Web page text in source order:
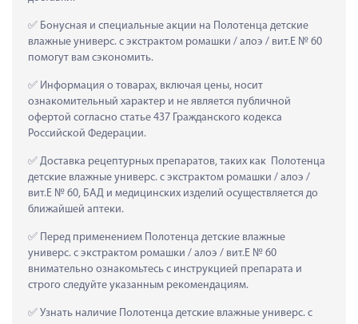
Бонусная и специальные акции на Полотенца детские
влажные универс. с экстрактом ромашки / алоэ / вит.Е № 60
помогут вам сэкономить.
Информация о товарах, включая цены, носит
ознакомительный характер и не является публичной
офертой согласно статье 437 Гражданского кодекса
Российской Федерации.
Доставка рецептурных препаратов, таких как  Полотенца
детские влажные универс. с экстрактом ромашки / алоэ /
вит.Е № 60, БАД и медицинских изделий осуществляется до
ближайшей аптеки.
Перед применением Полотенца детские влажные
универс. с экстрактом ромашки / алоэ / вит.Е № 60
внимательно ознакомьтесь с инструкцией препарата и
строго следуйте указанным рекомендациям.
Узнать наличие Полотенца детские влажные универс. с